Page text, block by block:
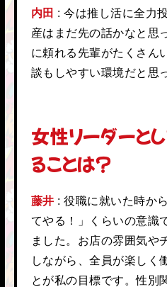
内田
今は推し活に全力
産はまだ先の話かなと思
に頼れる先輩がたくさん
談もしやすい環境だと思
女性リーダーと
ることは？
藤井
役職に就いた時か
てやる！」くらいの意識
ました。お店の雰囲気や
しながら、全員が楽しく
とが私の目標です。性別